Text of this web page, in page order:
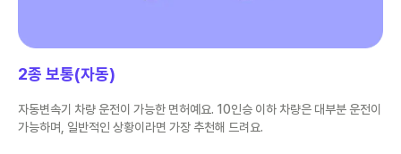
2종 보통(자동)
자동변속기 차량 운전이 가능한 면허예요. 10인승 이하 차량은 대부분 운전이
가능하며, 일반적인 상황이라면 가장 추천해 드려요.